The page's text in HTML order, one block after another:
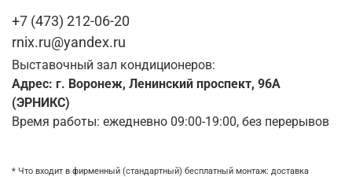
+7 (473) 212-06-20
rnix.ru@yandex.ru
Выставочный зал кондиционеров:
Адрес: г. Воронеж, Ленинский проспект, 96А
(ЭРНИКС)
Время работы: ежедневно 09:00-19:00, без перерывов
* Что входит в фирменный (стандартный) бесплатный монтаж: доставка